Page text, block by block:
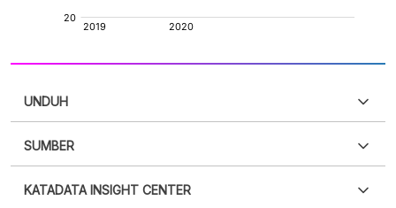
UNDUH
XLS
SUMBER
punya akun?Silakan Daftar sekarang
KATADATA INSIGHT CENTER